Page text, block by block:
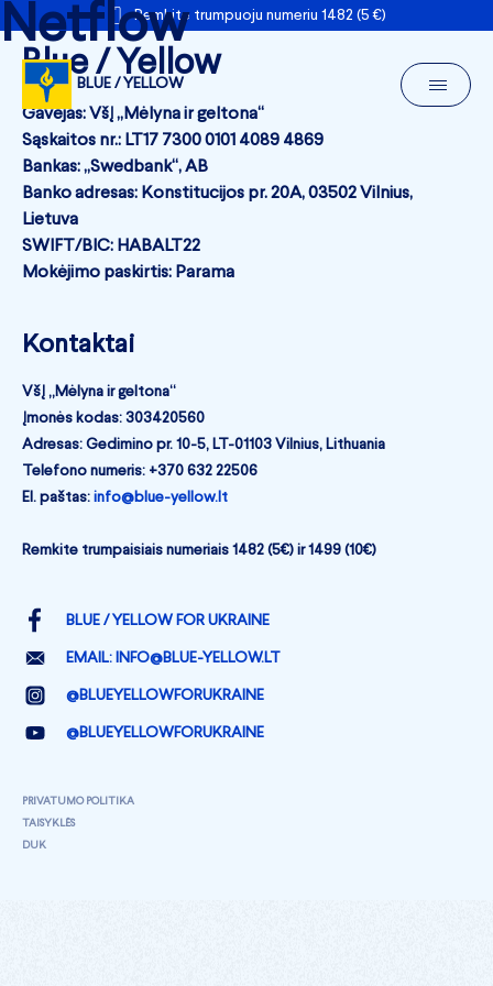
Remkite trumpuoju numeriu 1482 (5 €)
BLUE / YELLOW
Netflow
Blue / Yellow
Gavėjas: VšĮ „Mėlyna ir geltona“
Sąskaitos nr.: LT17 7300 0101 4089 4869
Bankas: „Swedbank“, AB
Banko adresas: Konstitucijos pr. 20A, 03502 Vilnius,
Lietuva
SWIFT/BIC: HABALT22
Mokėjimo paskirtis: Parama
Kontaktai
VšĮ „Mėlyna ir geltona“
Įmonės kodas: 303420560
Adresas: Gedimino pr. 10-5, LT-01103 Vilnius, Lithuania
Telefono numeris: +370 632 22506
El. paštas: info@blue-yellow.lt
Remkite trumpaisiais numeriais 1482 (5€) ir 1499 (10€)
BLUE / YELLOW FOR UKRAINE
EMAIL: INFO@BLUE-YELLOW.LT
@BLUEYELLOWFORUKRAINE
@BLUEYELLOWFORUKRAINE
PRIVATUMO POLITIKA
TAISYKLĖS
DUK